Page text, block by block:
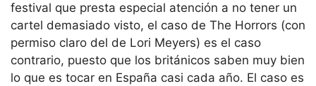
festival que presta especial atención a no tener un
cartel demasiado visto, el caso de The Horrors (con
permiso claro del de Lori Meyers) es el caso
contrario, puesto que los británicos saben muy bien
lo que es tocar en España casi cada año. El caso es